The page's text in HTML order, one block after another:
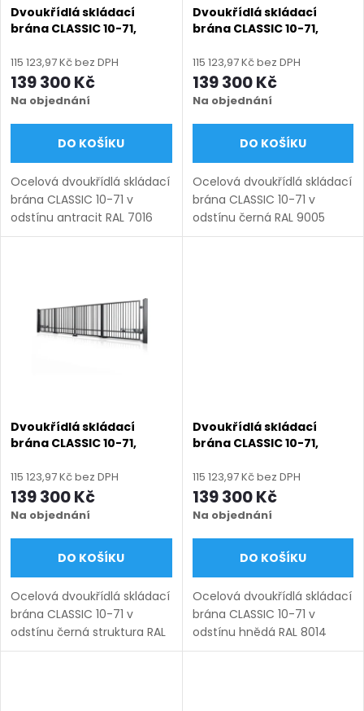
p
r
o
u
k
p
r
o
d
u
k
Dvoukřídlá skládací
brána CLASSIC 10-71,
míru (šířka 3000–6000
mm, výška 1000–1450
mm), antracit RAL 7016
matná
115 123,97 Kč bez DPH
139 300 Kč
Na objednání
DO KOŠÍKU
Ocelová dvoukřídlá skládací
brána CLASSIC 10-71 v
odstínu antracit RAL 7016
matná. Bezúdržbová ocel
Dvoukřídlá skládací
brána CLASSIC 10-71,
míru (šířka 3000–6000
mm, výška 1000–1450
mm), černá RAL 9005
matná
115 123,97 Kč bez DPH
139 300 Kč
Na objednání
DO KOŠÍKU
Ocelová dvoukřídlá skládací
brána CLASSIC 10-71 v
odstínu černá RAL 9005
matná. Bezúdržbová ocel
Dvoukřídlá skládací
brána CLASSIC 10-71,
míru (šířka 3000–6000
mm, výška 1000–1450
mm), černá struktura RAL
115 123,97 Kč bez DPH
139 300 Kč
Na objednání
DO KOŠÍKU
Ocelová dvoukřídlá skládací
brána CLASSIC 10-71 v
odstínu černá struktura RAL
9005. Bezúdržbová ocel
Dvoukřídlá skládací
brána CLASSIC 10-71,
míru (šířka 3000–6000
mm, výška 1000–1450
mm), hnědá RAL 8014
matná
115 123,97 Kč bez DPH
139 300 Kč
Na objednání
DO KOŠÍKU
Ocelová dvoukřídlá skládací
brána CLASSIC 10-71 v
odstínu hnědá RAL 8014
matná. Bezúdržbová ocel